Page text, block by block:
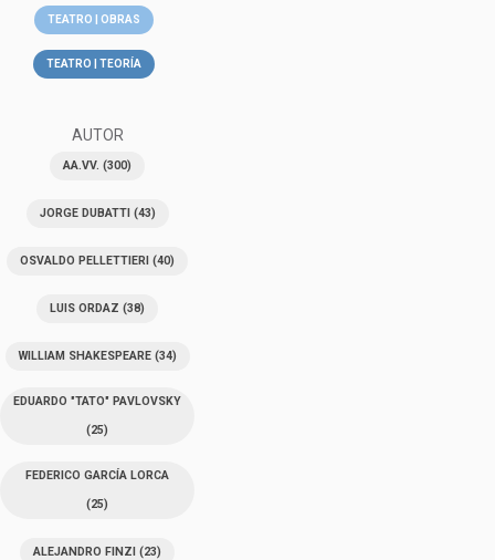
TEATRO | OBRAS
TEATRO | TEORÍA
AUTOR
AA.VV. (300)
JORGE DUBATTI(43)
OSVALDO PELLETTIERI (40)
LUIS ORDAZ (38)
WILLIAM SHAKESPEARE(34)
EDUARDO "TATO" PAVLOVSKY
(25)
FEDERICO GARCÍA LORCA
(25)
ALEJANDRO FINZI (23)